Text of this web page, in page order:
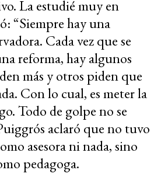
La estudié muy en
“Siempre hay una
Cada vez que se
reforma, hay algunos
más y otros piden que
Con lo cual, es meter la
Todo de golpe no se
aclaró que no tuvo
asesora ni nada, sino
pedagoga.